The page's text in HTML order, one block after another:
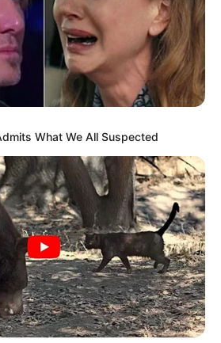
What We All Suspected